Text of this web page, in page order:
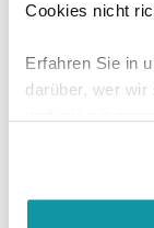
Cookies nicht
Erfahren Sie in
darüber, wer